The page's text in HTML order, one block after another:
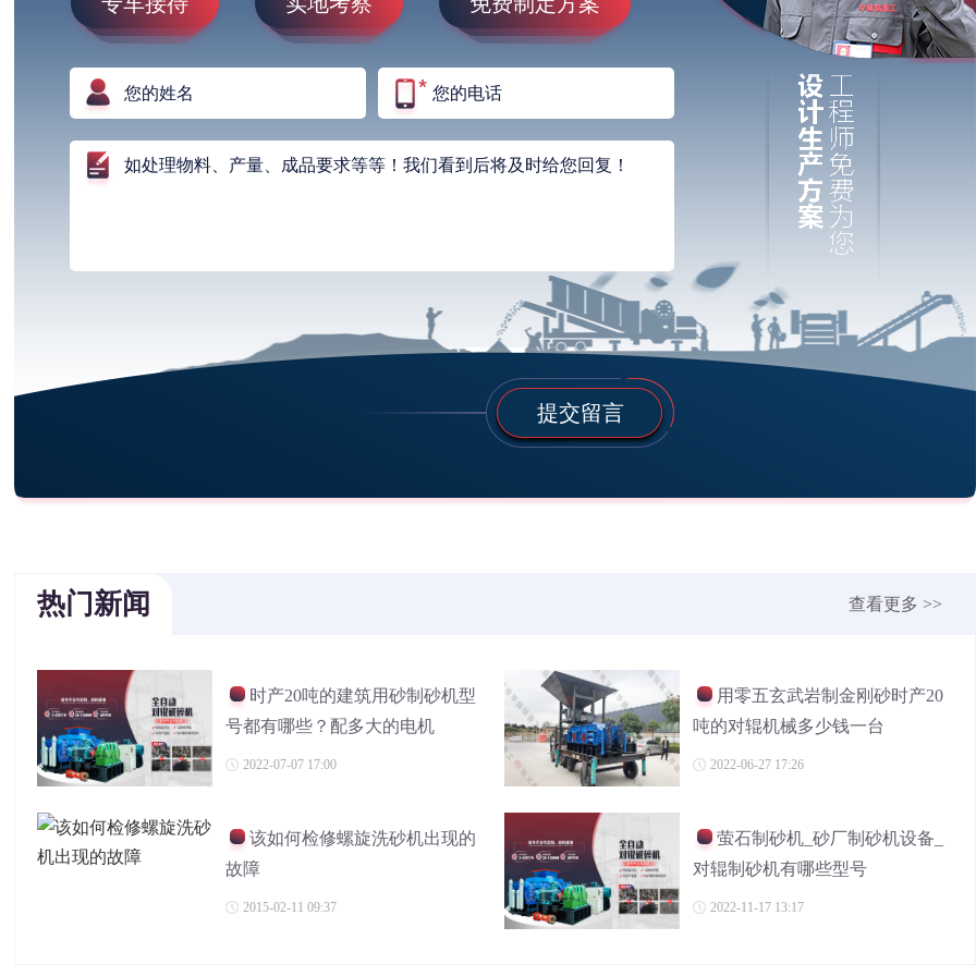
提交留言
热门新闻 查看更多 >>
时产20吨的建筑用砂制砂机型
号都有哪些？配多大的电机
2022-07-07 17:00
用零五玄武岩制金刚砂时产20
吨的对辊机械多少钱一台
2022-06-27 17:26
该如何检修螺旋洗砂机出现的
故障
2015-02-11 09:37
萤石制砂机_砂厂制砂机设备_
对辊制砂机有哪些型号
2022-11-17 13:17